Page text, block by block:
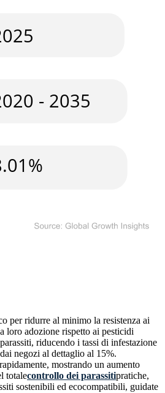
per ridurre al minimo la resistenza ai
loro adozione rispetto ai pesticidi
riducendo i tassi di infestazione
negozi al dettaglio al 15%.
mostrando un aumento
totalecontrollo dei parassitipratiche,
sostenibili ed ecocompatibili, guidate